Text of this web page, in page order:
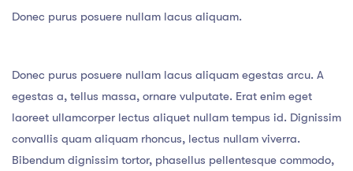
Donec purus posuere nullam lacus aliquam.
Donec purus posuere nullam lacus aliquam egestas arcu. A
egestas a, tellus massa, ornare vulputate. Erat enim eget
laoreet ullamcorper lectus aliquet nullam tempus id. Dignissim
convallis quam aliquam rhoncus, lectus nullam viverra.
Bibendum dignissim tortor, phasellus pellentesque commodo,